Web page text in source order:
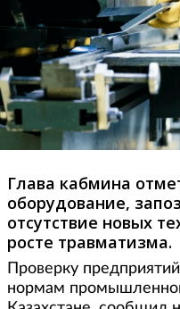
Глава кабмина
оборудование,
отсутствие новых
росте травматизма.
Проверку
нормам